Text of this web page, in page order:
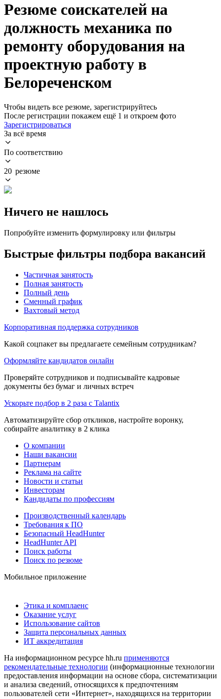
Резюме соискателей на
должность механика по
ремонту оборудования на
проектную работу в
Белореченском
Чтобы видеть все резюме, зарегистрируйтесь
После регистрации покажем ещё 1 и откроем фото
Зарегистрироваться
За всё время
По соответствию
20 резюме
Ничего не нашлось
Попробуйте изменить формулировку или фильтры
Быстрые фильтры подбора вакансий
Частичная занятость
Полная занятость
Полный день
Сменный график
Вахтовый метод
Корпоративная поддержка сотрудников
Какой соцпакет вы предлагаете семейным сотрудникам?
Оформляйте кандидатов онлайн
Проверяйте сотрудников и подписывайте кадровые
документы без бумаг и личных встреч
Ускорьте подбор в 2 раза с Talantix
Автоматизируйте сбор откликов, настройте воронку,
собирайте аналитику в 2 клика
О компании
Наши вакансии
Партнерам
Реклама на сайте
Новости и статьи
Инвесторам
Кандидаты по профессиям
Производственный календарь
Требования к ПО
Безопасный HeadHunter
HeadHunter API
Поиск работы
Поиск по резюме
Мобильное приложение
Этика и комплаенс
Оказание услуг
Использование сайтов
Защита персональных данных
ИТ аккредитация
На информационном ресурсе hh.ru применяются
рекомендательные технологии (информационные технологии
предоставления информации на основе сбора, систематизации
и анализа сведений, относящихся к предпочтениям
пользователей сети «Интернет», находящихся на территории